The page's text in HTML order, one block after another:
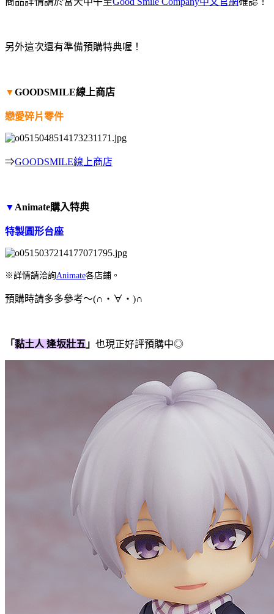
另外這次還有準備預購特典喔！
▼GOODSMILE線上商店
戀愛碎片零件
⇒GOODSMILE線上商店
▼ Animate購入特典
特製圓形台座
※詳情請洽詢Animate各店鋪。
預購時請多多參考～(∩・∀・)∩
「黏土人 逢坂壯五 」 也現正好評預購中◎